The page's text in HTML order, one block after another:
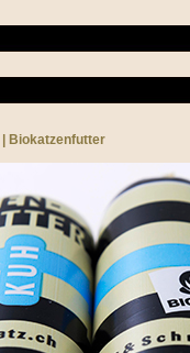
Biokatzenfutter